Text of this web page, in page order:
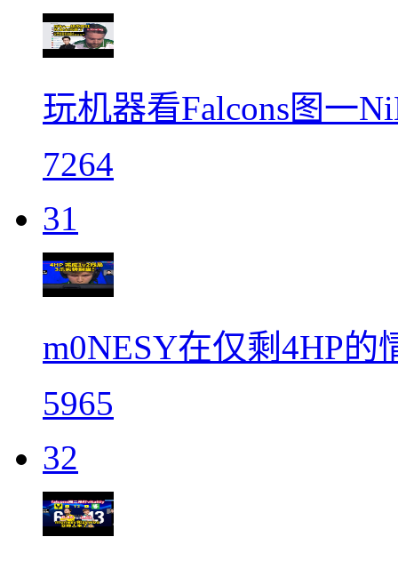
玩机器看Falcons图一
7264
31
m0NESY在仅剩4HP的
5965
32